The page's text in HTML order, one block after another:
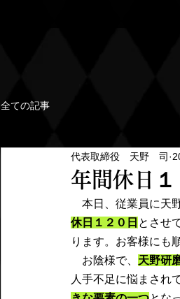
全ての記事
年間休日
代表取締役 天野 司
本日、従業員に天
休日１２０日 とさせ
ります。お客様にも
お陰様で、 天野研
人手不足に悩まされ